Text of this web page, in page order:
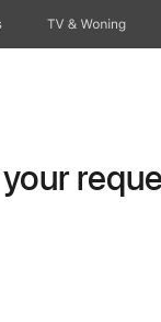
TV & Woning